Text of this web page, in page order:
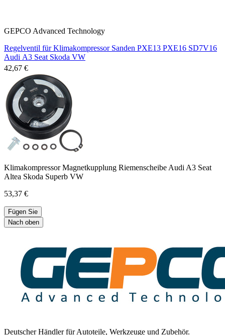
GEPCO Advanced Technology
Regelventil für Klimakompressor Sanden PXE13 PXE16 SD7V16
Audi A3 Seat Skoda VW
42,67 €
Klimakompressor Magnetkupplung Riemenscheibe Audi A3 Seat
Altea Skoda Superb VW
53,37 €
Fügen Sie
Nach oben
Deutscher Händler für Autoteile, Werkzeuge und Zubehör.